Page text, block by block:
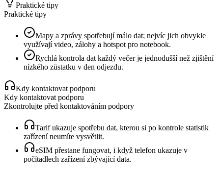
Praktické tipy
Praktické tipy
Mapy a zprávy spotřebují málo dat; nejvíc jich obvykle
využívají video, zálohy a hotspot pro notebook.
Rychlá kontrola dat každý večer je jednodušší než zjištění
nízkého zůstatku v den odjezdu.
Kdy kontaktovat podporu
Kdy kontaktovat podporu
Zkontrolujte před kontaktováním podpory
Tarif ukazuje spotřebu dat, kterou si po kontrole statistik
zařízení neumíte vysvětlit.
eSIM přestane fungovat, i když telefon ukazuje v
počítadlech zařízení zbývající data.